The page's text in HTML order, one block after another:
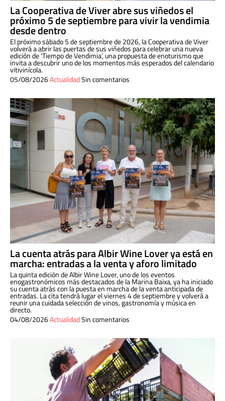
La Cooperativa de Viver abre sus viñedos el
próximo 5 de septiembre para vivir la vendimia
desde dentro
El próximo sábado 5 de septiembre de 2026, la Cooperativa de Viver
volverá a abrir las puertas de sus viñedos para celebrar una nueva
edición de ‘Tiempo de Vendimia’, una propuesta de enoturismo que
invita a descubrir uno de los momentos más esperados del calendario
vitivinícola.
05/08/2026ActualidadSin comentarios
La cuenta atrás para Albir Wine Lover ya está en
marcha: entradas a la venta y aforo limitado
La quinta edición de Albir Wine Lover, uno de los eventos
enogastronómicos más destacados de la Marina Baixa, ya ha iniciado
su cuenta atrás con la puesta en marcha de la venta anticipada de
entradas. La cita tendrá lugar el viernes 4 de septiembre y volverá a
reunir una cuidada selección de vinos, gastronomía y música en
directo.
04/08/2026ActualidadSin comentarios